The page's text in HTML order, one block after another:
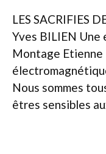
LES SACRIFIES
Yves BILIEN Une
Montage Etienne
Nous sommes
êtres sensibles